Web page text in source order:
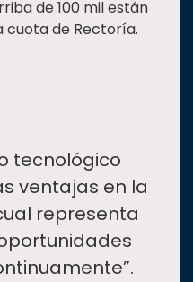
de 100 mil están
cuota de Rectoría.
tecnológico
ventajas en la
representa